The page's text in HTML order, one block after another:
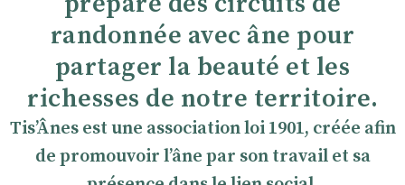
randonnée avec âne pour
partager la beauté et les
richesses de notre territoire.
TisʼÂnes est une association loi 1901, créée afin
de promouvoir lʼâne par son travail et sa